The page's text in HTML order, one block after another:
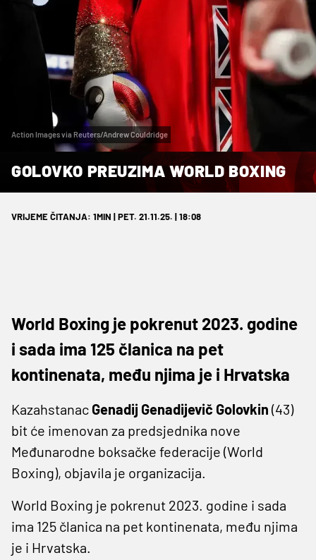
Action Images via Reuters/Andrew Couldridge
GOLOVKO PREUZIMA WORLD BOXING
VRIJEME ČITANJA: 1MIN | PET. 21.11.25. | 18:08
World Boxing je pokrenut 2023. godine
i sada ima 125 članica na pet
kontinenata, među njima je i Hrvatska
Kazahstanac Genadij Genadijevič Golovkin (43)
bit će imenovan za predsjednika nove
Međunarodne boksačke federacije (World
Boxing), objavila je organizacija.
World Boxing je pokrenut 2023. godine i sada
ima 125 članica na pet kontinenata, među njima
je i Hrvatska.